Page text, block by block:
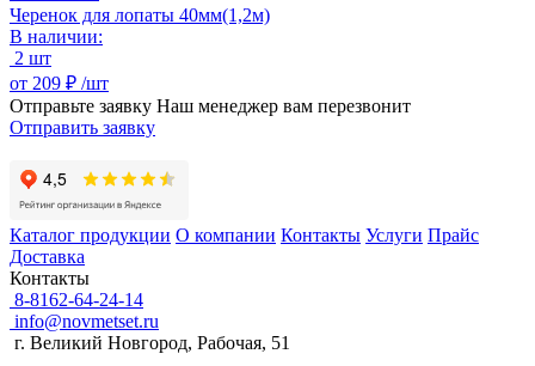
Черенок для лопаты 40мм(1,2м)
В наличии:
2 шт
от 209 ₽ /шт
Отправьте заявку Наш менеджер вам перезвонит
Отправить заявку
Каталог продукции О компании Контакты Услуги Прайс
Доставка
Контакты
8-8162-64-24-14
info@novmetset.ru
г. Великий Новгород, Рабочая, 51